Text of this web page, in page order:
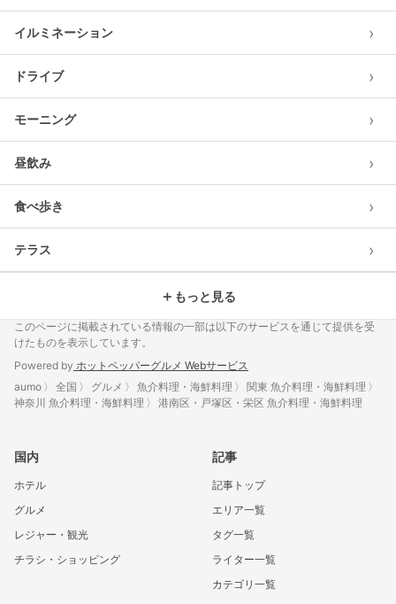
イルミネーション ›
ドライブ ›
モーニング ›
昼飲み ›
食べ歩き ›
テラス ›
＋ もっと見る
このページに掲載されている情報の一部は以下のサービスを通じて提供を受
けたものを表示しています。
Powered by ホットペッパーグルメ Webサービス
aumo
全国 グルメ 魚介料理・海鮮料理
関東 魚介料理・海鮮料理
神奈川 魚介料理・海鮮料理
港南区・戸塚区・栄区 魚介料理・海鮮料理
国内
ホテル
グルメ
レジャー・観光
チラシ・ショッピング
記事
記事トップ
エリア一覧
タグ一覧
ライター一覧
カテゴリ一覧